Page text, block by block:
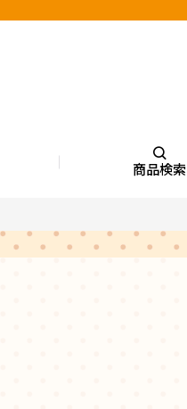
商品検索